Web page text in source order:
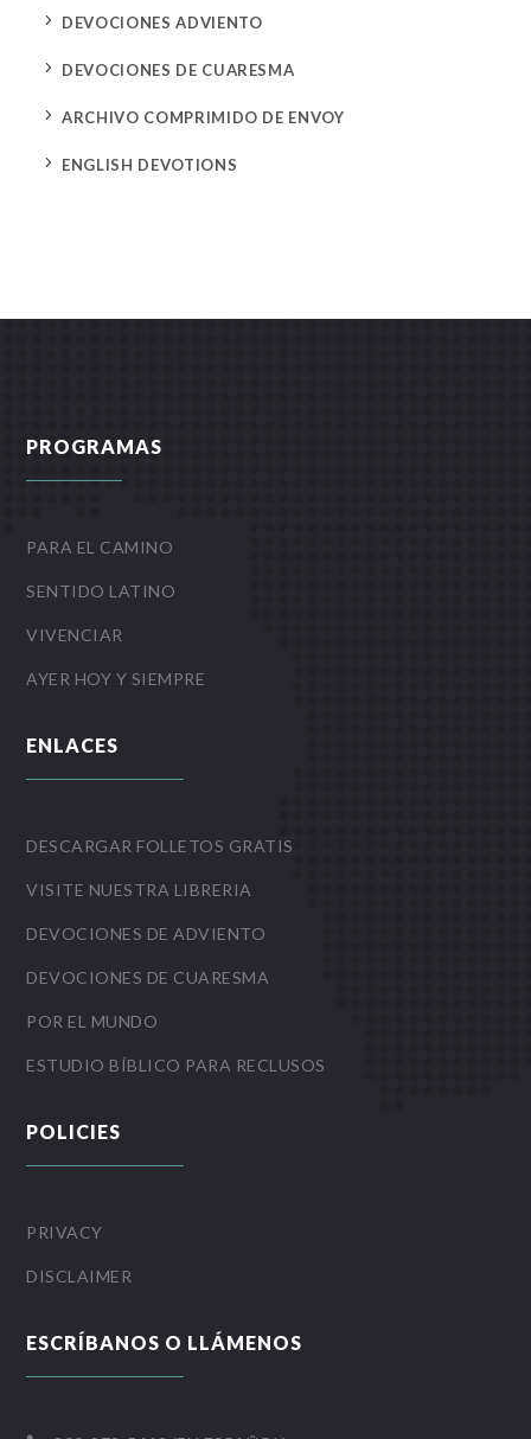
5 DEVOCIONES ADVIENTO
5 DEVOCIONES DE CUARESMA
5 ARCHIVO COMPRIMIDO DE ENVOY
5 ENGLISH DEVOTIONS
PROGRAMAS
PARA EL CAMINO
SENTIDO LATINO
VIVENCIAR
AYER HOY Y SIEMPRE
ENLACES
DESCARGAR FOLLETOS GRATIS
VISITE NUESTRA LIBRERIA
DEVOCIONES DE ADVIENTO
DEVOCIONES DE CUARESMA
POR EL MUNDO
ESTUDIO BÍBLICO PARA RECLUSOS
POLICIES
PRIVACY
DISCLAIMER
ESCRÍBANOS O LLÁMENOS